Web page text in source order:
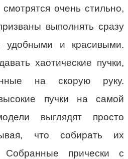
очень стильно,
выполнять сразу
удобными и красивыми.
хаотические пучки,
на скорую руку.
пучки на самой
выглядят просто
что собирать их
Собранные прически с